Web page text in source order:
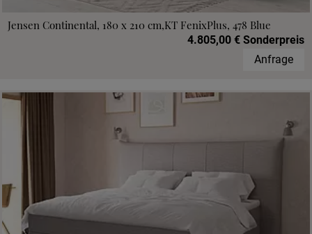
Jensen Continental, 180 x 210 cm,KT FenixPlus, 478 Blue
4.805,00 € Sonderpreis
Anfrage